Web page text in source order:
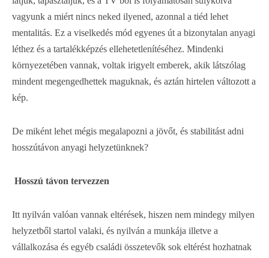
vagyunk a miért nincs neked ilyened, azonnal a tiéd lehet
mentalitás. Ez a viselkedés mód egyenes út a bizonytalan anyagi
léthez és a tartalékképzés ellehetetlenítéséhez. Mindenki
környezetében vannak, voltak irigyelt emberek, akik látszólag
mindent megengedhettek maguknak, és aztán hirtelen változott a
kép.
De miként lehet mégis megalapozni a jövőt, és stabilitást adni
hosszútávon anyagi helyzetünknek?
Hosszú távon tervezzen
Itt nyilván valóan vannak eltérések, hiszen nem mindegy milyen
helyzetből startol valaki, és nyilván a munkája illetve a
vállalkozása és egyéb családi összetevők sok eltérést hozhatnak